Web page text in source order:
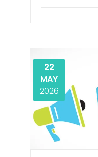
22
MAY
2026